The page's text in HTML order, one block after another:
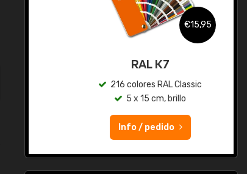
€15,95
RAL K7
216 colores RAL Classic
5 x 15 cm, brillo
Info / pedido